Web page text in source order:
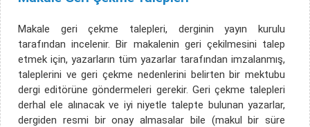
Makale geri çekme talepleri, derginin yayın kurulu
tarafından incelenir. Bir makalenin geri çekilmesini talep
etmek için, yazarların tüm yazarlar tarafından imzalanmış,
taleplerini ve geri çekme nedenlerini belirten bir mektubu
dergi editörüne göndermeleri gerekir. Geri çekme talepleri
derhal ele alınacak ve iyi niyetle talepte bulunan yazarlar,
dergiden resmi bir onay almasalar bile (makul bir süre